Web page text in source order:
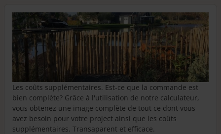
Les coûts supplémentaires. Est-ce que la commande est
bien complète? Grâce à l'utilisation de notre calculateur,
vous obtenez une image complète de tout ce dont vous
avez besoin pour votre project ainsi que les coûts
supplémentaires. Transaparent et efficace.